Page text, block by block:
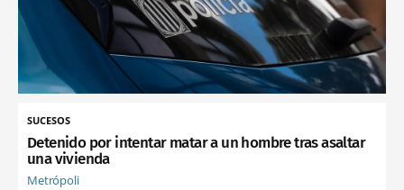
SUCESOS
Detenido por intentar matar a un hombre tras asaltar
una vivienda
Metrópoli